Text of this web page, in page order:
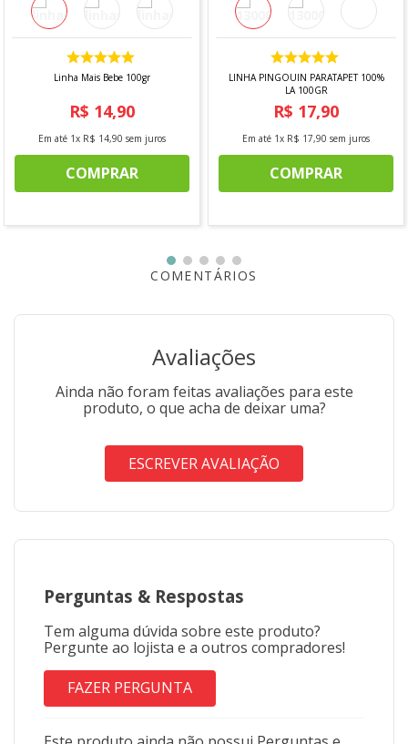
Linha Mais Bebe 100gr
R$ 14,90
Em até 1x R$ 14,90 sem juros
COMPRAR
LINHA PINGOUIN PARATAPET 100%
LA 100GR
R$ 17,90
Em até 1x R$ 17,90 sem juros
COMPRAR
COMENTÁRIOS
Avaliações
Ainda não foram feitas avaliações para este
produto, o que acha de deixar uma?
ESCREVER AVALIAÇÃO
Perguntas & Respostas
Tem alguma dúvida sobre este produto?
Pergunte ao lojista e a outros compradores!
FAZER PERGUNTA